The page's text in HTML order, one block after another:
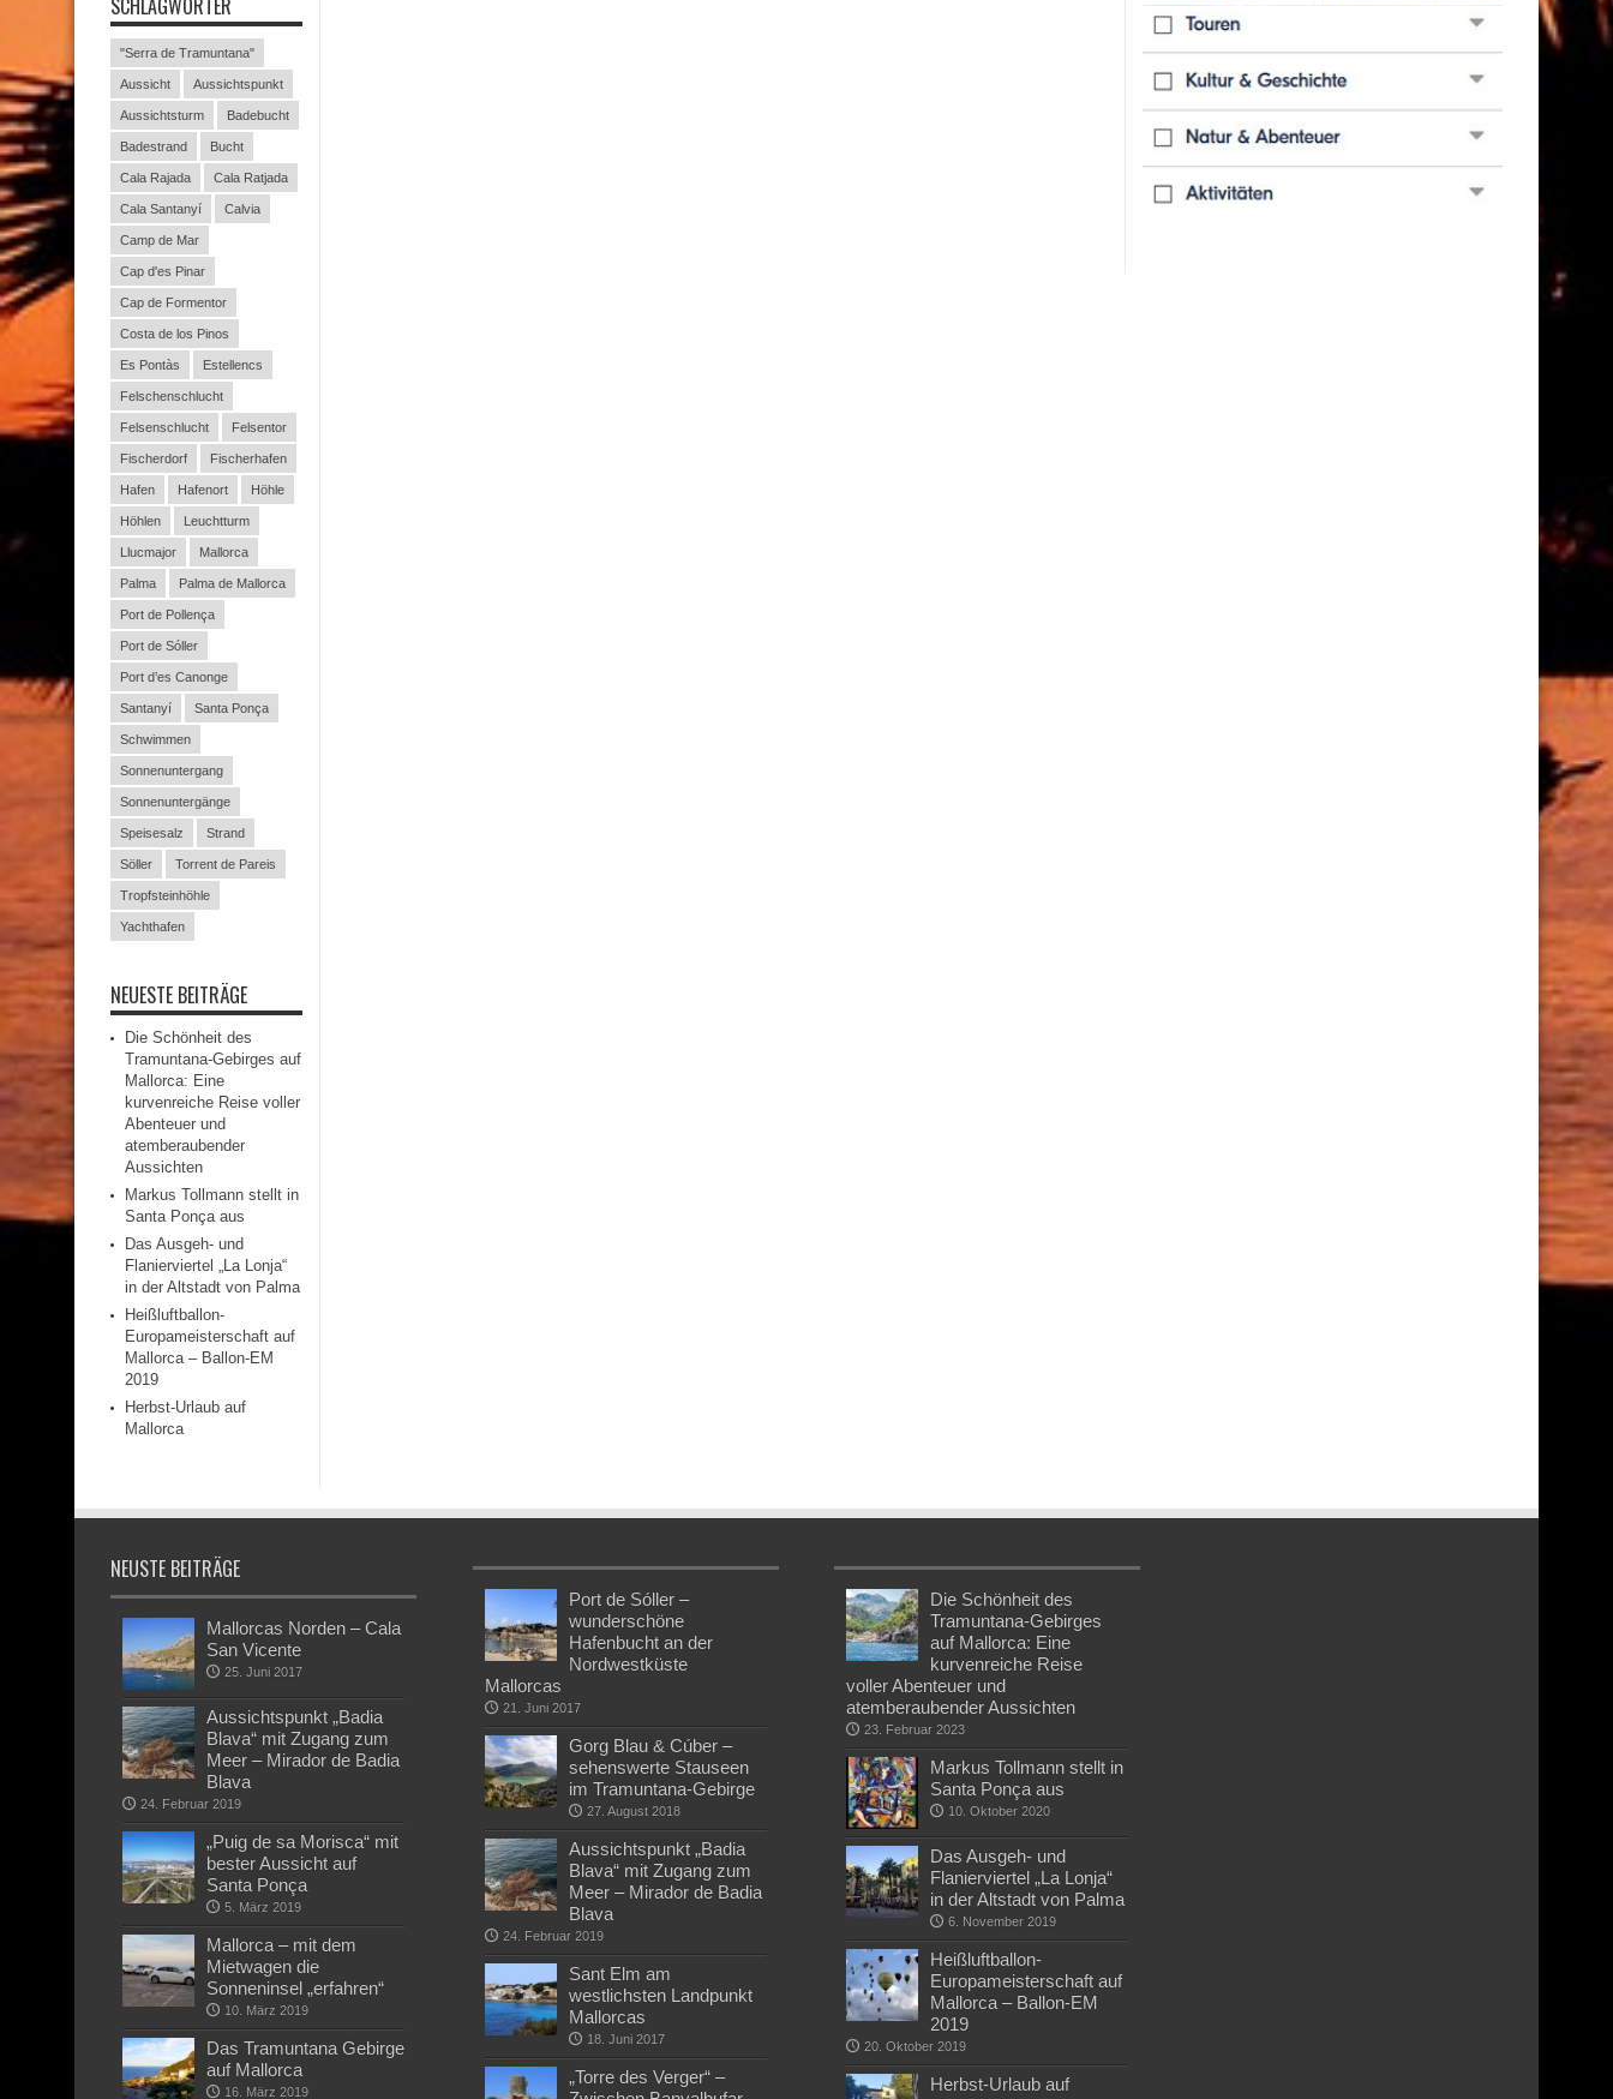
SCHLAGWÖRTER
"Serra de Tramuntana"
Aussicht Aussichtspunkt
Aussichtsturm Badebucht
Badestrand Bucht
Cala Rajada Cala Ratjada
Cala Santanyí Calvia
Camp de Mar
Cap d'es Pinar
Cap de Formentor
Costa de los Pinos
Es Pontàs Estellencs
Felschenschlucht
Felsenschlucht Felsentor
Fischerdorf Fischerhafen
Hafen Hafenort Höhle
Höhlen Leuchtturm
Llucmajor Mallorca
Palma Palma de Mallorca
Port de Pollença
Port de Sóller
Port d’es Canonge
Santanyí Santa Ponça
Schwimmen
Sonnenuntergang
Sonnenuntergänge
Speisesalz Strand
Söller Torrent de Pareis
Tropfsteinhöhle
Yachthafen
NEUESTE BEITRÄGE
Die Schönheit des
Tramuntana-Gebirges auf
Mallorca: Eine
kurvenreiche Reise voller
Abenteuer und
atemberaubender
Aussichten
Markus Tollmann stellt in
Santa Ponça aus
Das Ausgeh- und
Flanierviertel „La Lonja“
in der Altstadt von Palma
Heißluftballon-
Europameisterschaft auf
Mallorca – Ballon-EM
2019
Herbst-Urlaub auf
Mallorca
NEUSTE BEITRÄGE
Mallorcas Norden – Cala
San Vicente
25. Juni 2017
Aussichtspunkt „Badia
Blava“ mit Zugang zum
Meer – Mirador de Badia
Blava
24. Februar 2019
„Puig de sa Morisca“ mit
bester Aussicht auf
Santa Ponça
5. März 2019
Mallorca – mit dem
Mietwagen die
Sonneninsel „erfahren“
10. März 2019
Das Tramuntana Gebirge
auf Mallorca
16. März 2019
Port de Sóller –
wunderschöne
Hafenbucht an der
Nordwestküste
Mallorcas
21. Juni 2017
Gorg Blau & Cúber –
sehenswerte Stauseen
im Tramuntana-Gebirge
27. August 2018
Aussichtspunkt „Badia
Blava“ mit Zugang zum
Meer – Mirador de Badia
Blava
24. Februar 2019
Sant Elm am
westlichsten Landpunkt
Mallorcas
18. Juni 2017
„Torre des Verger“ –
Die Schönheit des
Tramuntana-Gebirges
auf Mallorca: Eine
kurvenreiche Reise
voller Abenteuer und
atemberaubender Aussichten
23. Februar 2023
Markus Tollmann stellt in
Santa Ponça aus
10. Oktober 2020
Das Ausgeh- und
Flanierviertel „La Lonja“
in der Altstadt von Palma
6. November 2019
Heißluftballon-
Europameisterschaft auf
Mallorca – Ballon-EM
2019
20. Oktober 2019
Herbst-Urlaub auf